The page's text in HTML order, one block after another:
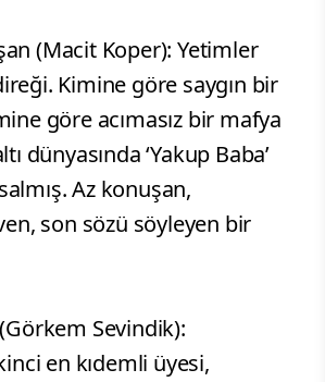
(Macit Koper): Yetimler
Kimine göre saygın bir
göre acımasız bir mafya
dünyasında ‘Yakup Baba’
Az konuşan,
son sözü söyleyen bir
Sevindik):
en kıdemli üyesi,